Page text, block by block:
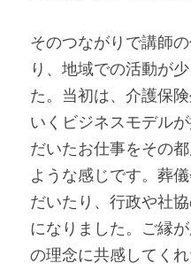
そのつながりで講師
り、地域での活動が
た。当初は、介護保
いくビジネスモデル
だいたお仕事をその
ような感じです。葬
だいたり、行政や社
になりました。ご縁
の理念に共感してく